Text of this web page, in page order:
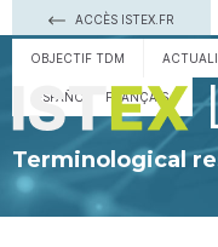
ACCÈS ISTEX.FR
OBJECTIF TDM
ESPAÑOL FRANÇAIS
Terminological